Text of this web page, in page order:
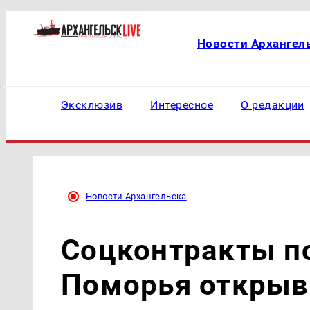
Новости
Эксклюзив Интересное О редакции
Новости Архангельска
Соцконтракты
Поморья